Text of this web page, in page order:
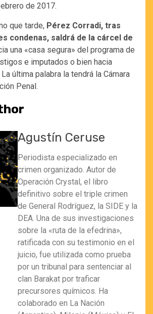
de 2017.
que tarde, Pérez Corradi, tras
condenas, saldrá de la cárcel de
una «casa segura» del programa de
e imputados o bien hacia
última palabra la tendrá la Cámara
Penal.
Agustín Ceruse
Periodista especializado en
crimen organizado. Autor de
Operación Crystal, el libro
definitivo sobre el triple crimen
de General Rodríguez, la SIDE y la
DEA. Una de sus investigaciones
sobre la «ruta de la efedrina»,
ratificada con su testimonio en el
juicio, fue utilizada como prueba
por un tribunal para sentenciar al
clan Barakat por traficar
precursores químicos. Ha
colaborado en La Nación